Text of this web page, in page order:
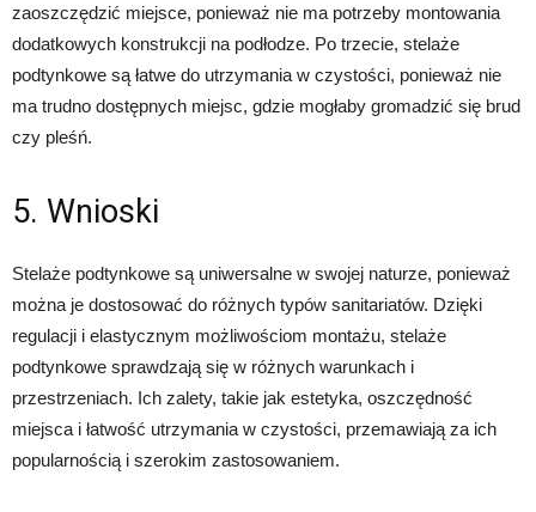
zaoszczędzić miejsce, ponieważ nie ma potrzeby montowania
dodatkowych konstrukcji na podłodze. Po trzecie, stelaże
podtynkowe są łatwe do utrzymania w czystości, ponieważ nie
ma trudno dostępnych miejsc, gdzie mogłaby gromadzić się brud
czy pleśń.
5. Wnioski
Stelaże podtynkowe są uniwersalne w swojej naturze, ponieważ
można je dostosować do różnych typów sanitariatów. Dzięki
regulacji i elastycznym możliwościom montażu, stelaże
podtynkowe sprawdzają się w różnych warunkach i
przestrzeniach. Ich zalety, takie jak estetyka, oszczędność
miejsca i łatwość utrzymania w czystości, przemawiają za ich
popularnością i szerokim zastosowaniem.